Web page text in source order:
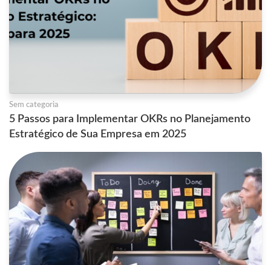
Sem categoria
5 Passos para Implementar OKRs no Planejamento
Estratégico de Sua Empresa em 2025